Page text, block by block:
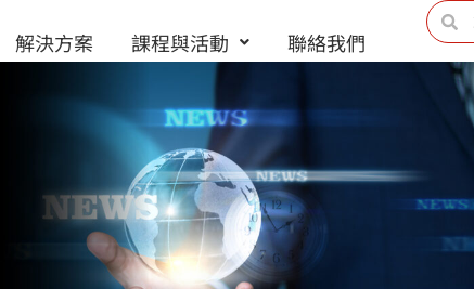
解決方案 課程與活動 聯絡我們
搜
尋 尋